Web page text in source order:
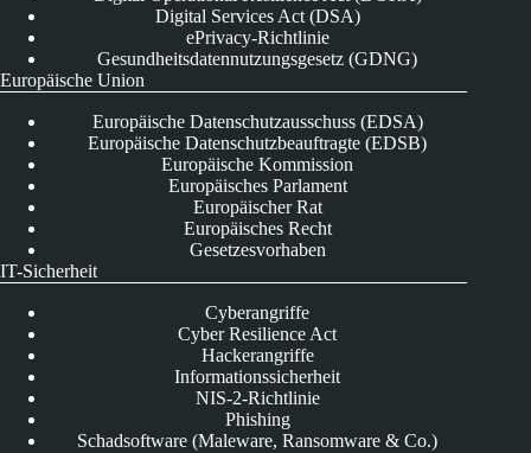
Digital Services Act (DSA)
ePrivacy-Richtlinie
Gesundheitsdatennutzungsgesetz (GDNG)
Europäische Union
Europäische Datenschutzausschuss (EDSA)
Europäische Datenschutzbeauftragte (EDSB)
Europäische Kommission
Europäisches Parlament
Europäischer Rat
Europäisches Recht
Gesetzesvorhaben
IT-Sicherheit
Cyberangriffe
Cyber Resilience Act
Hackerangriffe
Informationssicherheit
NIS-2-Richtlinie
Phishing
Schadsoftware (Maleware, Ransomware & Co.)